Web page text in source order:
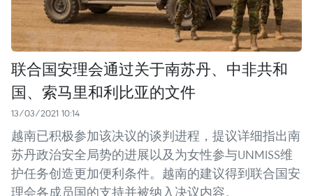
联合国安理会通过关于南苏丹、中非共和
国、索马里和利比亚的文件
13/03/2021 10:14
越南已积极参加该决议的谈判进程，提议详细指出南
苏丹政治安全局势的进展以及为女性参与UNMISS维
护任务创造更加便利条件。越南的建议得到联合国安
理会各成员国的支持并被纳入决议内容。